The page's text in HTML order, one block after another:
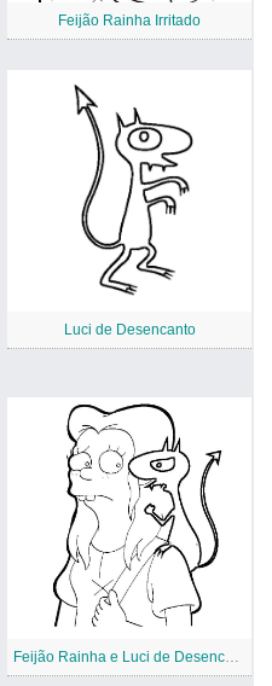
Feijão Rainha Irritado
Luci de Desencanto
Feijão Rainha e Luci de Desencanto